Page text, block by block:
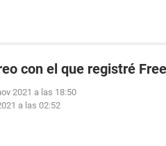
con el que registré
2021 a las 18:50
a las 02:52